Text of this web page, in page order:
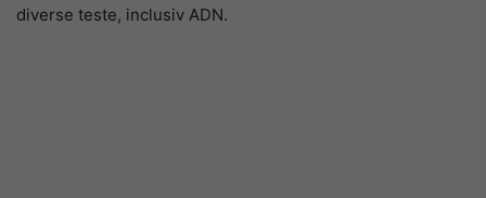
diverse teste, inclusiv ADN.